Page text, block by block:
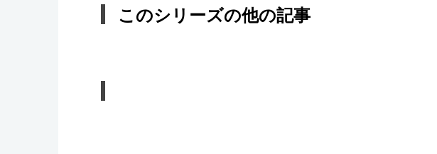
このシリーズの他の記事